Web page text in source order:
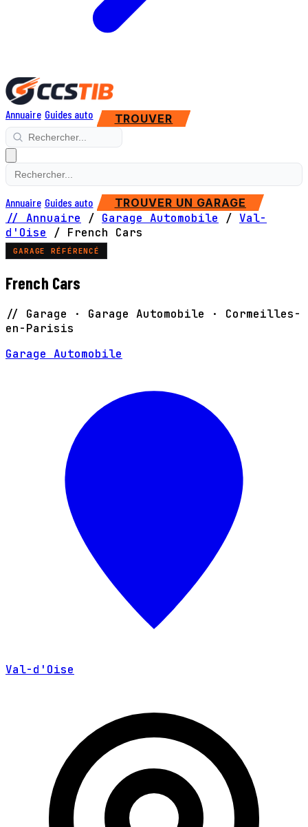
Annuaire Guides auto TROUVER
Annuaire Guides auto TROUVER UN GARAGE
// Annuaire / Garage Automobile / Val-
d'Oise
/ French Cars
GARAGE RÉFÉRENCÉ
French Cars
// Garage · Garage Automobile · Cormeilles-
en-Parisis
Garage Automobile
Val-d'Oise